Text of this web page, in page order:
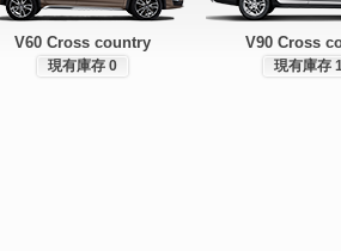
V60 Cross country
現有庫存 0
V90 Cross
現有庫存